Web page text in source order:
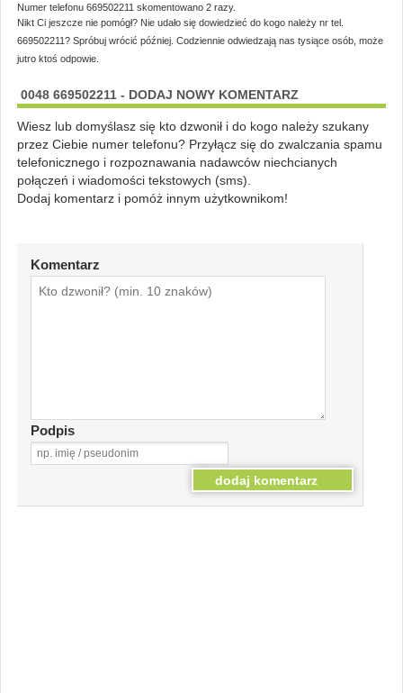
Numer telefonu 669502211 skomentowano 2 razy.
Nikt Ci jeszcze nie pomógł? Nie udało się dowiedzieć do kogo należy nr tel.
669502211? Spróbuj wrócić później. Codziennie odwiedzają nas tysiące osób, może
jutro ktoś odpowie.
0048 669502211 - DODAJ NOWY KOMENTARZ
Wiesz lub domyślasz się kto dzwonił i do kogo należy szukany
przez Ciebie numer telefonu? Przyłącz się do zwalczania spamu
telefonicznego i rozpoznawania nadawców niechcianych
połączeń i wiadomości tekstowych (sms).
Dodaj komentarz i pomóż innym użytkownikom!
Komentarz
Podpis